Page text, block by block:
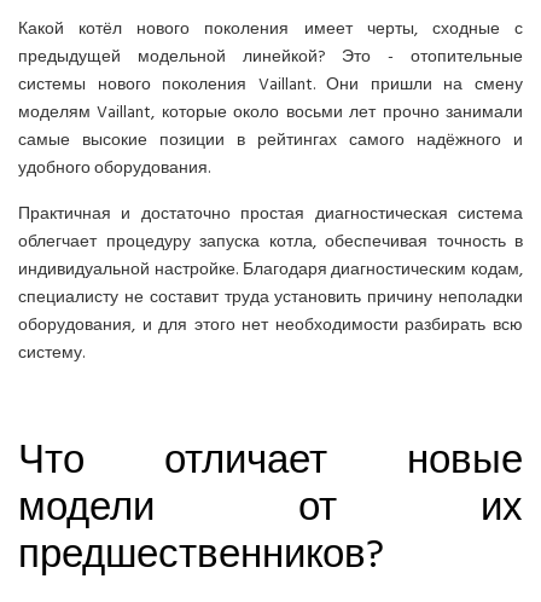
Какой котёл нового поколения имеет черты, сходные с
предыдущей модельной линейкой? Это - отопительные
системы нового поколения Vaillant. Они пришли на смену
моделям Vaillant, которые около восьми лет прочно занимали
самые высокие позиции в рейтингах самого надёжного и
удобного оборудования.
Практичная и достаточно простая диагностическая система
облегчает процедуру запуска котла, обеспечивая точность в
индивидуальной настройке. Благодаря диагностическим кодам,
специалисту не составит труда установить причину неполадки
оборудования, и для этого нет необходимости разбирать всю
систему.
Что отличает новые
модели от их
предшественников?